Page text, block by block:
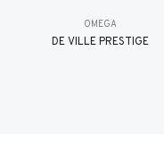
OMEGA
DE VILLE PRESTIGE